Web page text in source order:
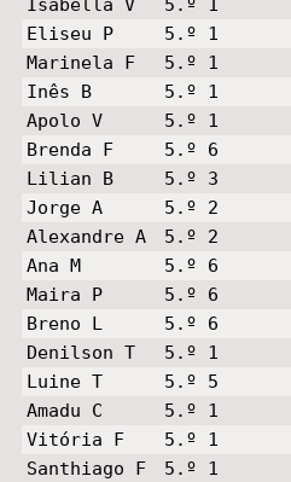
Isabella V
5.º 1
Eliseu P
5.º 1
Marinela F
5.º 1
Inês B
5.º 1
Apolo V
5.º 1
Brenda F
5.º 6
Lilian B
5.º 3
Jorge A
5.º 2
Alexandre A
5.º 2
Ana M
5.º 6
Maira P
5.º 6
Breno L
5.º 6
Denilson T
5.º 1
Luine T
5.º 5
Amadu C
5.º 1
Vitória F
5.º 1
Santhiago F
5.º 1